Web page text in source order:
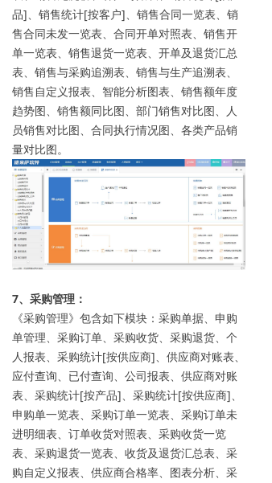
品]、销售统计[按客户]、销售合同一览表、销
售合同未发一览表、合同开单对照表、销售开
单一览表、销售退货一览表、开单及退货汇总
表、销售与采购追溯表、销售与生产追溯表、
销售自定义报表、智能分析图表、销售额年度
趋势图、销售额同比图、部门销售对比图、人
员销售对比图、合同执行情况图、各类产品销
量对比图。
7、采购管理：
《采购管理》包含如下模块：采购单据、申购
单管理、采购订单、采购收货、采购退货、个
人报表、采购统计[按供应商]、供应商对账表、
应付查询、已付查询、公司报表、供应商对账
表、采购统计[按产品]、采购统计[按供应商]、
申购单一览表、采购订单一览表、采购订单未
进明细表、订单收货对照表、采购收货一览
表、采购退货一览表、收货及退货汇总表、采
购自定义报表、供应商合格率、图表分析、采